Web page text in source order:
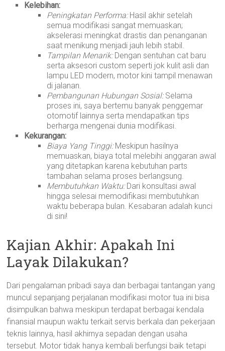
Kelebihan:
Peningkatan Performa:Hasil akhir setelah
semua modifikasi sangat memuaskan;
akselerasi meningkat drastis dan penanganan
saat menikung menjadi jauh lebih stabil.
Tampilan Menarik:Dengan sentuhan cat baru
serta aksesori custom seperti jok kulit asli dan
lampu LED modern, motor kini tampil menawan
di jalanan.
Pembangunan Hubungan Sosial:Selama
proses ini, saya bertemu banyak penggemar
otomotif lainnya serta mendapatkan tips
berharga mengenai dunia modifikasi.
Kekurangan:
Biaya Yang Tinggi:Meskipun hasilnya
memuaskan, biaya total melebihi anggaran awal
yang ditetapkan karena kebutuhan parts
tambahan selama proses berlangsung.
Membutuhkan Waktu:Dari konsultasi awal
hingga selesai memodifikasi membutuhkan
waktu beberapa bulan. Kesabaran adalah kunci
di sini!
Kajian Akhir: Apakah Ini
Layak Dilakukan?
Dari pengalaman pribadi saya dan berbagai tantangan yang
muncul sepanjang perjalanan modifikasi motor tua ini bisa
disimpulkan bahwa meskipun terdapat berbagai kendala
finansial maupun waktu terkait servis berkala dan pekerjaan
teknis lainnya, hasil akhirnya sepadan dengan usaha
tersebut. Motor tidak hanya kembali berfungsi baik tetapi